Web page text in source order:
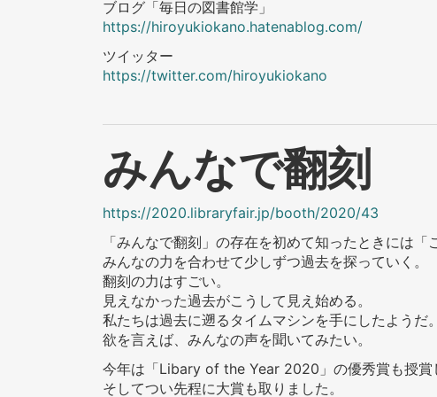
ブログ「毎日の図書館学」
https://hiroyukiokano.hatenablog.com/
ツイッター
https://twitter.com/hiroyukiokano
みんなで翻刻
https://2020.libraryfair.jp/booth/2020/43
「みんなで翻刻」の存在を初めて知ったときには
みんなの力を合わせて少しずつ過去を探っていく。
翻刻の力はすごい。
見えなかった過去がこうして見え始める。
私たちは過去に遡るタイムマシンを手にしたようだ。
欲を言えば、みんなの声を聞いてみたい。
今年は「Libary of the Year 2020」の優秀賞も授賞
そしてつい先程に大賞も取りました。